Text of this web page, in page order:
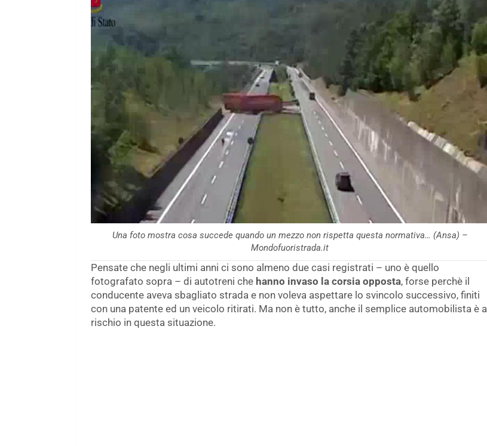
Una foto mostra cosa succede quando un mezzo non rispetta questa normativa… (Ansa) –
Mondofuoristrada.it
Pensate che negli ultimi anni ci sono almeno due casi registrati – uno è quello
fotografato sopra – di autotreni che hanno invaso la corsia opposta, forse perchè il
conducente aveva sbagliato strada e non voleva aspettare lo svincolo successivo, finiti
con una patente ed un veicolo ritirati. Ma non è tutto, anche il semplice automobilista è a
rischio in questa situazione.